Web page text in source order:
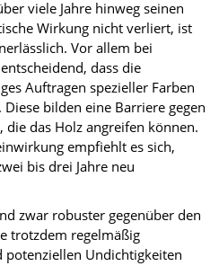
viele Jahre hinweg seinen
Wirkung nicht verliert, ist
Vor allem bei
dass die
Auftragen spezieller Farben
bilden eine Barriere gegen
die das Holz angreifen können.
empfiehlt es sich,
bis drei Jahre neu
zwar robuster gegenüber den
trotzdem regelmäßig
Undichtigkeiten